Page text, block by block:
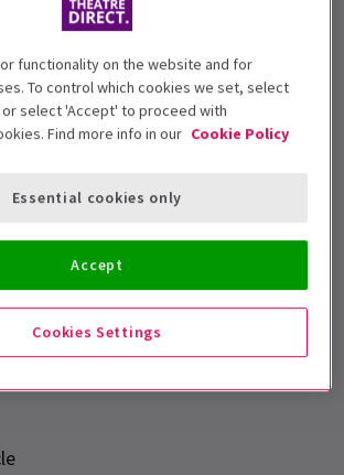
functionality on the website and for
To control which cookies we set, select
select 'Accept' to proceed with
Find more info in our Cookie Policy
Cookies Settings
Essential cookies only
Accept